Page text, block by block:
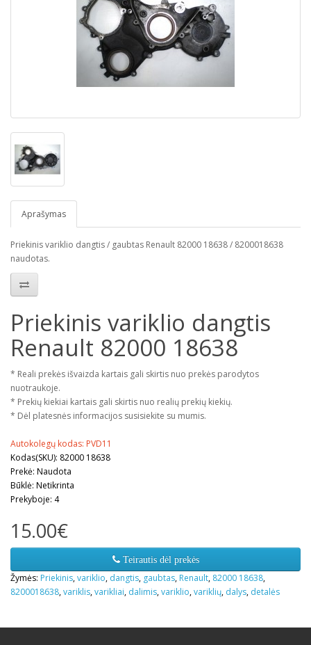
Aprašymas
Priekinis variklio dangtis / gaubtas Renault 82000 18638 / 8200018638
naudotas.
Priekinis variklio dangtis
Renault 82000 18638
* Reali prekės išvaizda kartais gali skirtis nuo prekės parodytos
nuotraukoje.
* Prekių kiekiai kartais gali skirtis nuo realių prekių kiekių.
* Dėl platesnės informacijos susisiekite su mumis.
Autokolegų kodas: PVD11
Kodas(SKU): 82000 18638
Prekė: Naudota
Būklė: Netikrinta
Prekyboje: 4
15.00€
Teirautis dėl prekės
Žymės: Priekinis,variklio, dangtis, gaubtas, Renault, 82000 18638,
8200018638,variklis,varikliai, dalimis,variklio,variklių, dalys, detalės